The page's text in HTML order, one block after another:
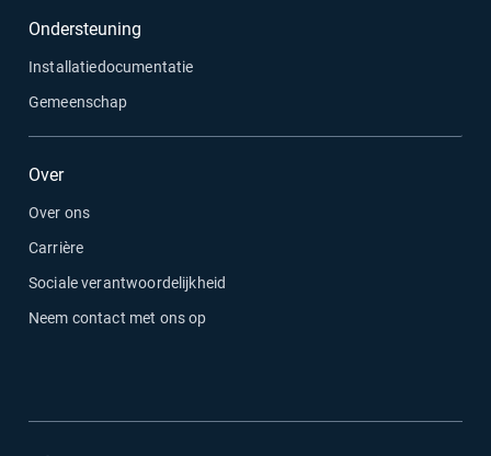
Ondersteuning
Installatiedocumentatie
Gemeenschap
Over
Over ons
Carrière
Sociale verantwoordelijkheid
Neem contact met ons op